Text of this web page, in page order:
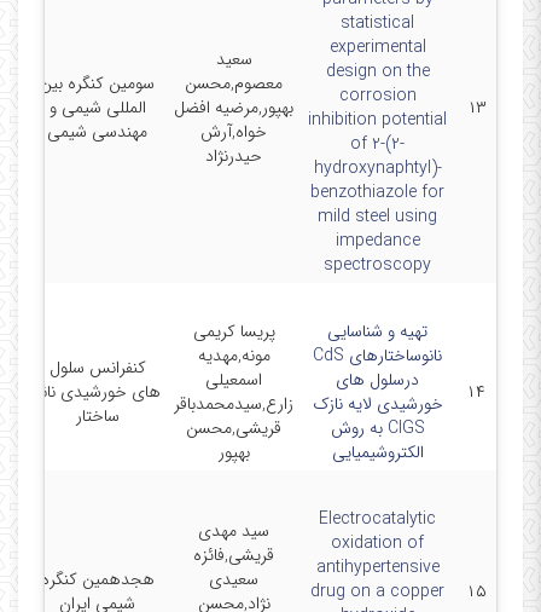
۱۳
statistical
experimental
design on the
corrosion
inhibition potential
of 2-(2-
hydroxynaphtyl)-
benzothiazole for
mild steel using
impedance
spectroscopy
سعید
معصوم,محسن
بهپور,مرضیه افضل
خواه,آرش
حیدرنژاد
سومین کنگره بین
المللی شیمی و
مهندسی شیمی
۱۴
تهیه و شناسایی
نانوساختارهای CdS
درسلول های
خورشیدی لایه نازک
CIGS به روش
الکتروشیمیایی
پریسا کریمی
مونه,مهدیه
اسمعیلی
زارع,سیدمحمدباقر
قریشی,محسن
بهپور
کنفرانس سلول
های خورشیدی نانو
ساختار
۱۵
Electrocatalytic
oxidation of
antihypertensive
drug on a copper
سید مهدی
قریشی,فائزه
سعیدی
نژاد,محسن
هجدهمین کنگره
شیمی ایران